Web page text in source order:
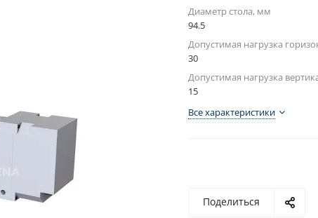
Диаметр стола, мм
94.5
Допустимая нагрузка
30
Допустимая нагрузка
15
Все характеристики
Поделиться